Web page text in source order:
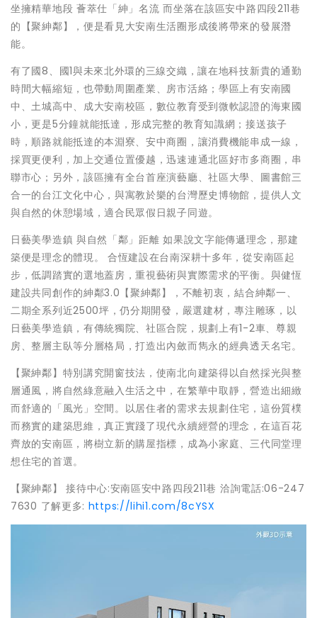
坐擁精華地段 薈萃仕「紳」名流 而坐落在該區安中路四段211巷
的【聚紳鄰】，便是看見大安南生活圈形成後將帶來的發展潛
能。
有了國8、國1與未來北外環的三線交織，讓在地科技新貴的通勤
時間大幅縮短，也帶動周圍產業、房市活絡；學區上有安南國
中、土城高中、成大安南校區，數位教育受到微軟認證的海東國
小，更是5分鐘就能抵達，形成完整的教育知識網；接送孩子
時，順路就能抵達的本淵寮、安中商圈，讓消費機能串成一線，
採買更便利，加上交通位置優越，迅速連通北區好市多商圈，串
聯市心；另外，該區擁有全台首座演藝廳、社區大學、圖書館三
合一的台江文化中心，與寓教於樂的台灣歷史博物館，提供人文
與自然的休憩場域，適合民眾假日親子同遊。
日藝美學造鎮 與自然「鄰」距離 如果說文字能傳遞理念，那建
築便是理念的體現。 合恆建設在台南深耕十多年，從安南區起
步，低調踏實的選地蓋房，重視藝術與實際需求的平衡。與健恆
建設共同創作的紳鄰3.0【聚紳鄰】，不離初衷，結合紳鄰一、
二期全系列近2500坪，仍分期開發，嚴選建材，專注雕琢，以
日藝美學造鎮，有傳統獨院、社區合院，規劃上有1-2車、尊親
房、整層主臥等分層格局，打造出內斂而雋永的經典透天名宅。
【聚紳鄰】特別講究開窗技法，使南北向建築得以自然採光與整
層通風，將自然綠意融入生活之中，在繁華中取靜，營造出細緻
而舒適的「風光」空間。以居住者的需求去規劃住宅，這份質樸
而務實的建築思維，真正實踐了現代永續經營的理念，在這百花
齊放的安南區，將樹立新的購屋指標，成為小家庭、三代同堂理
想住宅的首選。
【聚紳鄰】 接待中心:安南區安中路四段211巷 洽詢電話:06-247
7630 了解更多: https://lihi1.com/8cYSX